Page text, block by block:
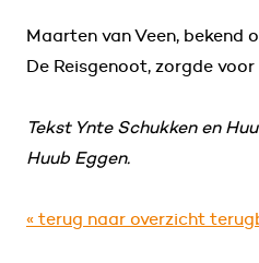
Maarten van Veen, bekend
De Reisgenoot, zorgde voor
Tekst Ynte Schukken en
Huub Eggen.
« terug naar overzicht